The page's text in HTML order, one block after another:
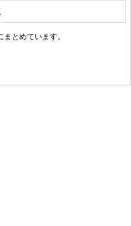
とめています。